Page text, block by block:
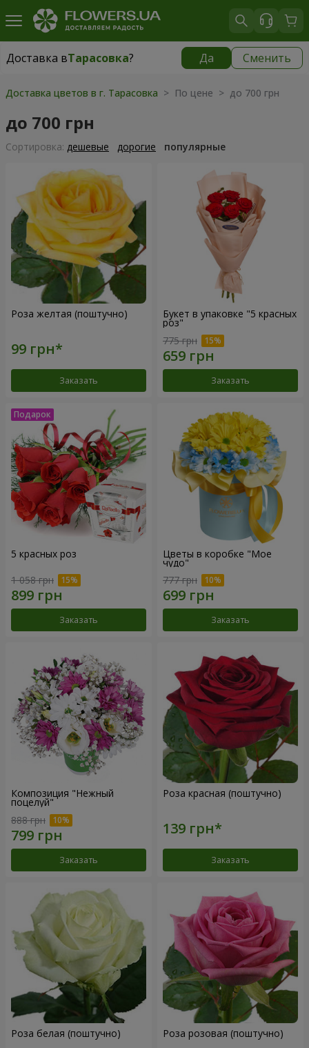
Доставка вТарасовка? Да Сменить
Доставка вТарасовка|
Доставка цветов в г. Тарасовка > По цене > до 700 грн
до 700 грн
Cортировка: дешевые дорогие популярные
Роза желтая (поштучно)
Заказать
Букет в упаковке "5 красных
роз"
775 грн
Заказать
5 красных роз
1 058 грн
Заказать
Цветы в коробке "Мое
чудо"
777 грн
Заказать
Композиция "Нежный
поцелуй"
888 грн
Заказать
Роза красная (поштучно)
Заказать
Роза белая (поштучно) Роза розовая (поштучно)